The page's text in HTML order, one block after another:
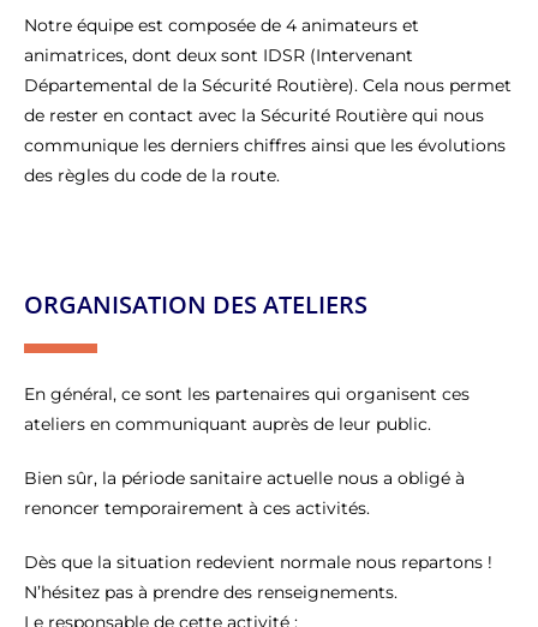
Notre équipe est composée de 4 animateurs et
animatrices, dont deux sont IDSR (Intervenant
Départemental de la Sécurité Routière). Cela nous permet
de rester en contact avec la Sécurité Routière qui nous
communique les derniers chiffres ainsi que les évolutions
des règles du code de la route.
ORGANISATION DES ATELIERS
En général, ce sont les partenaires qui organisent ces
ateliers en communiquant auprès de leur public.
Bien sûr, la période sanitaire actuelle nous a obligé à
renoncer temporairement à ces activités.
Dès que la situation redevient normale nous repartons !
N’hésitez pas à prendre des renseignements.
Le responsable de cette activité :